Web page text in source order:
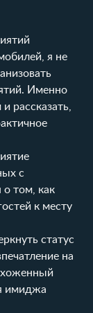
я не
Именно
рассказать,
с
о том, как
к месту
статус
на
имиджа